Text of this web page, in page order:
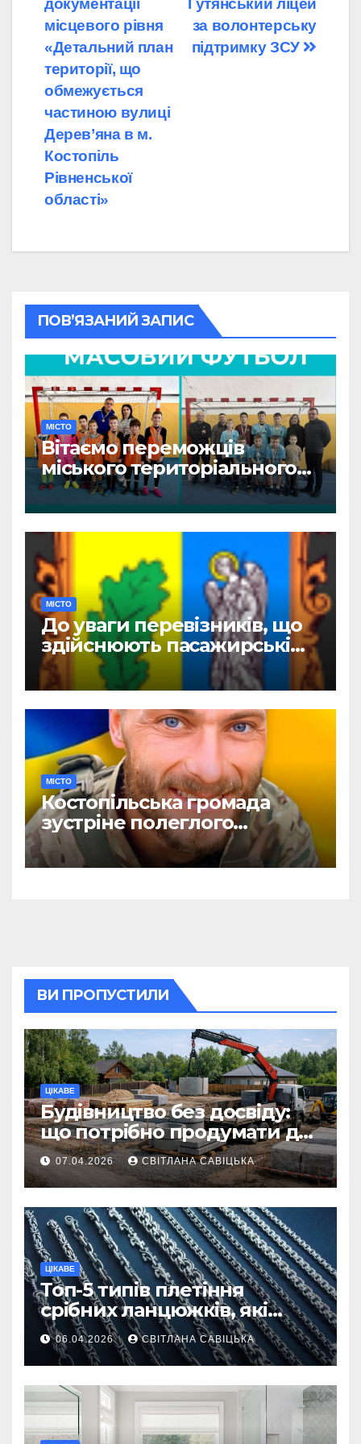
Гутянський ліцей
за волонтерську
підтримку ЗСУ
документації
місцевого рівня
«Детальний план
території, що
обмежується
частиною вулиці
Дерев’яна в м.
Костопіль
Рівненської
області»
ПОВ’ЯЗАНИЙ ЗАПИС
МІСТО
Вітаємо переможців
міського територіального
етапу змагань «Пліч-о-пліч:
Всеукраїнські шкільні ліги»
МІСТО
До уваги перевізників, що
здійснюють пасажирські
перевезення
МІСТО
Костопільська громада
зустріне полеглого
головного сержанта Сергія
Василюка
ВИ ПРОПУСТИЛИ
ЦІКАВЕ
Будівництво без досвіду:
що потрібно продумати до
першої доставки на
ділянку
07.04.2026 СВІТЛАНА САВІЦЬКА
ЦІКАВЕ
Топ-5 типів плетіння
срібних ланцюжків, які
вважаються
найнадійнішими
06.04.2026 СВІТЛАНА САВІЦЬКА